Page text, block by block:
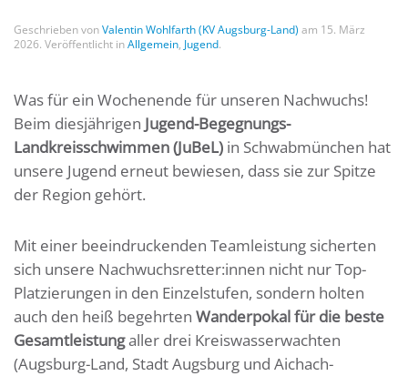
Geschrieben vonValentin Wohlfarth (KV Augsburg-Land) am 15. März
2026. Veröffentlicht inAllgemein, Jugend.
Was für ein Wochenende für unseren Nachwuchs!
Beim diesjährigen Jugend-Begegnungs-
Landkreisschwimmen (JuBeL) in Schwabmünchen hat
unsere Jugend erneut bewiesen, dass sie zur Spitze
der Region gehört.
Mit einer beeindruckenden Teamleistung sicherten
sich unsere Nachwuchsretter:innen nicht nur Top-
Platzierungen in den Einzelstufen, sondern holten
auch den heiß begehrten Wanderpokal für die beste
Gesamtleistungaller drei Kreiswasserwachten
(Augsburg-Land, Stadt Augsburg und Aichach-